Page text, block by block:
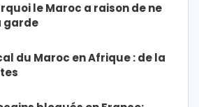
le Maroc a raison de ne
garde
du Maroc en Afrique : de la